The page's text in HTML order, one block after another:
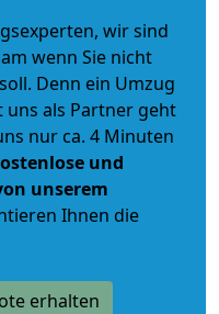
wir sind
wenn Sie nicht
Denn ein Umzug
uns als Partner geht
nur ca. 4 Minuten
und
unserem
Ihnen die
erhalten